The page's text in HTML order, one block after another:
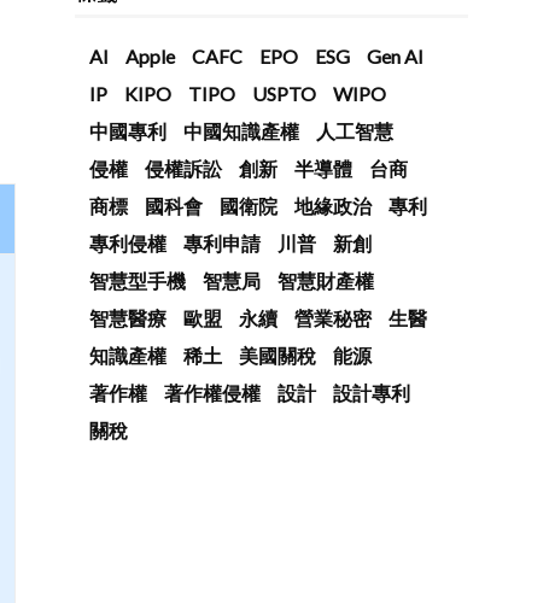
AI Apple CAFC EPO ESG
Gen AI
IP
KIPO TIPO USPTO
WIPO
中國專利
中國知識產權
人工智慧
侵權
侵權訴訟 創新 半導體
台商
商標
國科會 國衛院 地緣政治
專利
專利侵權
專利申請 川普
新創
智慧型手機
智慧局
智慧財產權
智慧醫療
歐盟 永續 營業秘密
生醫
知識產權
稀土 美國關稅
能源
著作權
著作權侵權 設計
設計專利
關稅